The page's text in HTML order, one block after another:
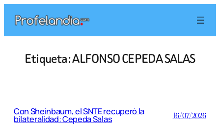
contenido
Etiqueta:ALFONSO CEPEDA SALAS
Con Sheinbaum, el SNTE recuperó la
bilateralidad: Cepeda Salas 16/07/2026